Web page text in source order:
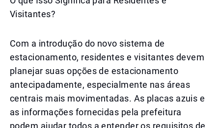
Visitantes?
Com a introdução do novo sistema de
estacionamento, residentes e visitantes devem
planejar suas opções de estacionamento
antecipadamente, especialmente nas áreas
centrais mais movimentadas. As placas azuis e
as informações fornecidas pela prefeitura
podem ajudar todos a entender os requisitos de